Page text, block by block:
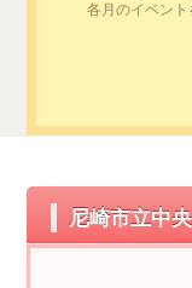
各月のイベン
尼崎市立中